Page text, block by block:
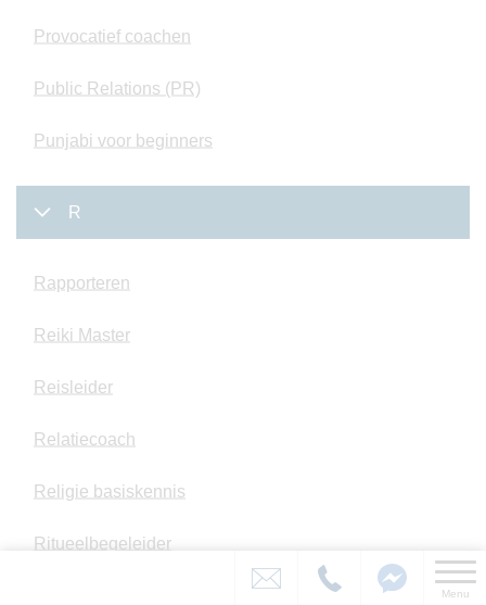
Menu
Provocatief coachen
Public Relations (PR)
Punjabi voor beginners
R
Rapporteren
Reiki Master
Reisleider
Relatiecoach
Religie basiskennis
Ritueelbegeleider